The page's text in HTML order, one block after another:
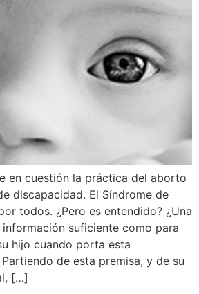
en cuestión la práctica del aborto
discapacidad. El Síndrome de
todos. ¿Pero es entendido? ¿Una
suficiente como para
hijo cuando porta esta
de esta premisa, y de su
[…]